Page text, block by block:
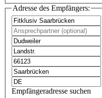
Adresse des Empfängers:
Empfängeradresse suchen